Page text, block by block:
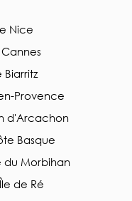
Nice
Provence
d'Arcachon
Basque
du Morbihan
de Ré